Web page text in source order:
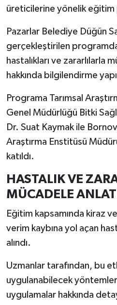
üreticilerine yönelik eğitim
Pazarlar Belediye Düğün
gerçekleştirilen
hastalıkları ve zararlılarla
hakkında bilgilendirme
Programa Tarımsal
Genel Müdürlüğü Bitki
Dr. Suat Kaymak ile
Araştırma Enstitüsü
katıldı.
HASTALIK VE
MÜCADELE
Eğitim kapsamında kiraz
verim kaybına yol açan
alındı.
Uzmanlar tarafından, bu
uygulanabilecek
uygulamalar hakkında
Emet
Foto Galeri
Gediz
Hisarcık
İlçeler
Köşe Yazıları
Kütahya
Otomobil